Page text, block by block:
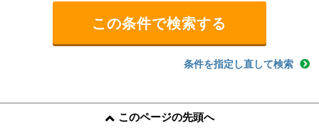
条件を指定し直して検索
このページの先頭へ